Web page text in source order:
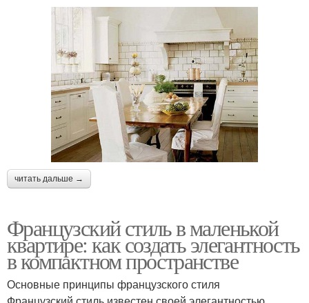
читать дальше →
Французский стиль в маленькой
квартире: как создать элегантность
в компактном пространстве
Основные принципы французского стиля